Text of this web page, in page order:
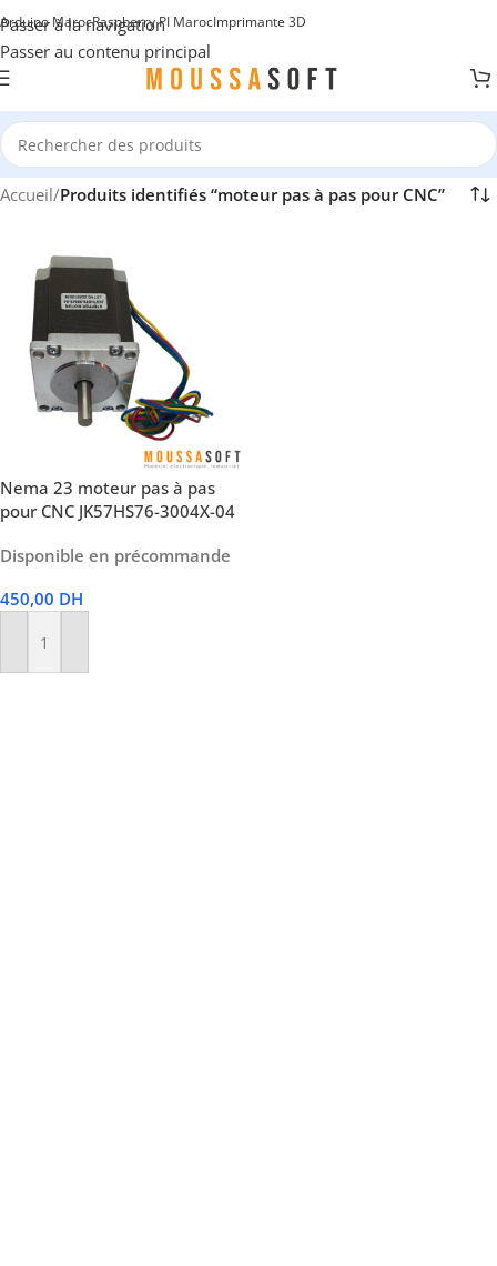
Passer à la navigation
Passer au contenu principal
Arduino MarocRaspberry PI MarocImprimante 3D
Accueil/Produits identifiés “moteur pas à pas pour CNC”
Nema 23 moteur pas à pas
pour CNC JK57HS76-3004X-04
Disponible en précommande
450,00 DH
Ajouter Au Panier